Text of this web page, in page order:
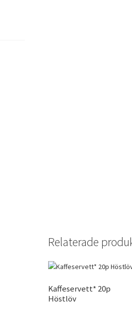
Relaterade
Kaffeservett* 20p
Höstlöv